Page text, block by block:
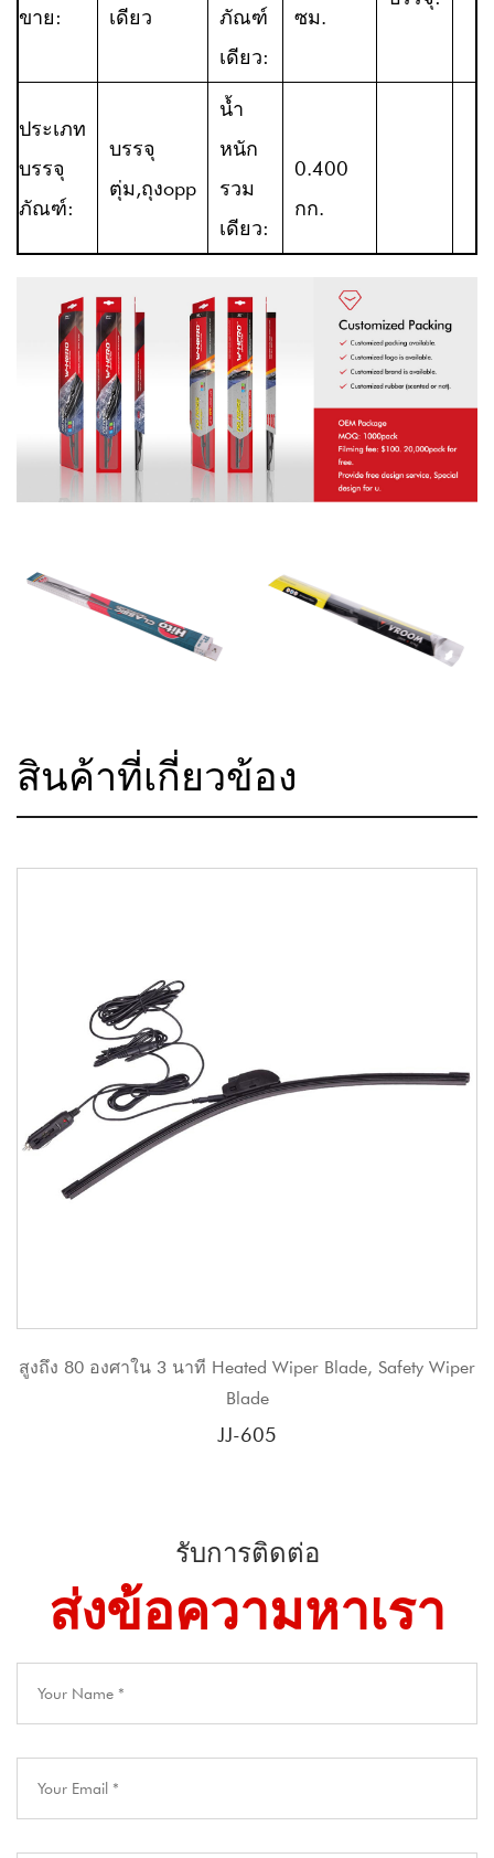
ขาย: เดียว
ภัณฑ์
เดียว:
ซม.
ประเภท
บรรจุ
ภัณฑ์:
บรรจุ
ตุ่ม,ถุงopp
น้ำ
หนัก
รวม
เดียว:
0.400
กก.
สินค้าที่เกี่ยวข้อง
Wiper Blade, Safety Wiper
JINJIAN ธรรมดากรอ
รับการติดต่อ
ส่งข้อความหาเรา